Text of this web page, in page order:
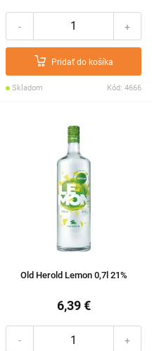
- +
Pridať do košíka
Skladom Kód: 4666
Old Herold Lemon 0,7l 21%
6,39 €
- +